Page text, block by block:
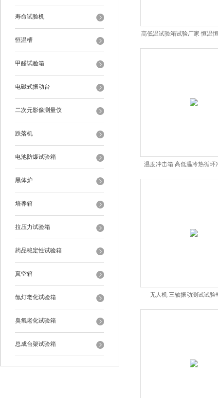
寿命试验机
恒温槽
甲醛试验箱
电磁式振动台
二次元影像测量仪
跌落机
电池防爆试验箱
黑体炉
培养箱
拉压力试验箱
药品稳定性试验箱
真空箱
氙灯老化试验箱
臭氧老化试验箱
总成台架试验箱
高低温试验箱试验厂家 恒温
温度冲击箱 高低温冷热循环
无人机 三轴振动测试试验